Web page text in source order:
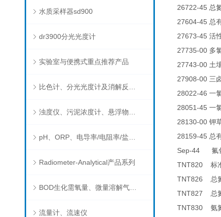
水质采样器sd900
dr3900分光光度计
实验室与便携式重点推荐产品
Radiometer-Analytical产品系列
BOD生化需氧量、微量溶解气体和现场水质测试组件以及其他分析仪
流量计、流速仪
26722-45 总
27604-45 总
27673-45 活
27735-00 多
27743-00 土
27908-00 三
28022-46 一
28051-45 一
28130-00 钾
28159-45 总
Sep-44 氟
TNT820 标
TNT826 总
TNT827 总
TNT830 氨